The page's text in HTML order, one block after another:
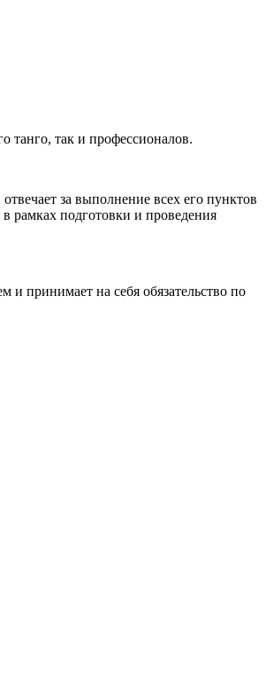
танго, так и профессионалов.
за выполнение всех его пунктов
рамках подготовки и проведения
принимает на себя обязательство по